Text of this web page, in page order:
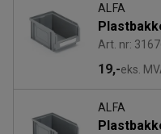
ALFA
Art. nr:
19,-eks.
ALFA